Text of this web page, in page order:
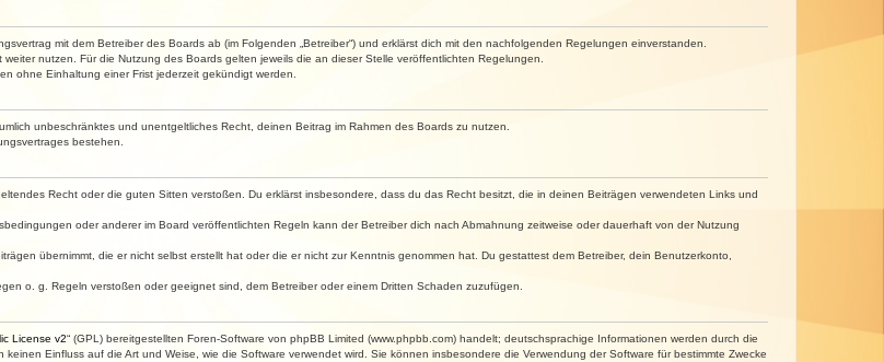
mit dem Betreiber des Boards ab (im Folgenden „Betreiber“) und erklärst dich mit den nachfolgenden Regelungen einverstanden.
nutzen. Für die Nutzung des Boards gelten jeweils die an dieser Stelle veröffentlichten Regelungen.
ohne Einhaltung einer Frist jederzeit gekündigt werden.
unbeschränktes und unentgeltliches Recht, deinen Beitrag im Rahmen des Boards zu nutzen.
bestehen.
Recht oder die guten Sitten verstoßen. Du erklärst insbesondere, dass du das Recht besitzt, die in deinen Beiträgen verwendeten Links und
oder anderer im Board veröffentlichten Regeln kann der Betreiber dich nach Abmahnung zeitweise oder dauerhaft von der Nutzung
übernimmt, die er nicht selbst erstellt hat oder die er nicht zur Kenntnis genommen hat. Du gestattest dem Betreiber, dein Benutzerkonto,
o. g. Regeln verstoßen oder geeignet sind, dem Betreiber oder einem Dritten Schaden zuzufügen.
License v2“ (GPL) bereitgestellten Foren-Software von phpBB Limited (www.phpbb.com) handelt; deutschsprachige Informationen werden durch die
Einfluss auf die Art und Weise, wie die Software verwendet wird. Sie können insbesondere die Verwendung der Software für bestimmte Zwecke